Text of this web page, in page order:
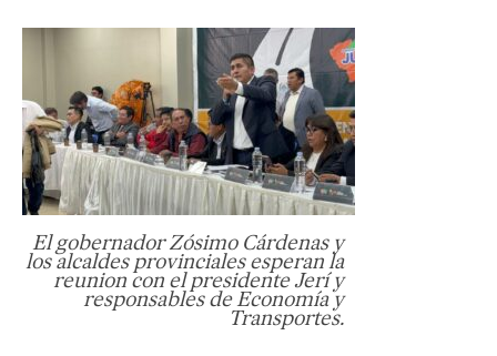
El gobernador Zósimo Cárdenas y
los alcaldes provinciales esperan la
reunion con el presidente Jerí y
responsables de Economía y
Transportes.